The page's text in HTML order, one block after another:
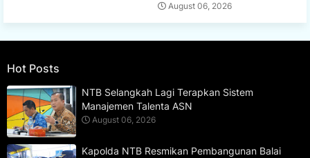
August 06, 2026
Hot Posts
NTB Selangkah Lagi Terapkan Sistem
Manajemen Talenta ASN
August 06, 2026
Kapolda NTB Resmikan Pembangunan Balai